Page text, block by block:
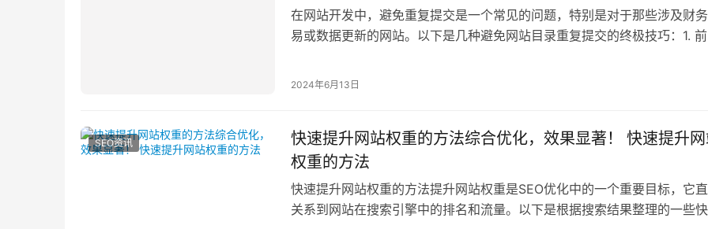
在网站开发中，避免重复提交是一个常见的问题，特别是对于那些涉及财
易或数据更新的网站。以下是几种避免网站目录重复提交的终极技巧：1. 前
2024年6月13日
SEO资讯
快速提升网站权重的方法综合优化，效果显著！ 快速提升
权重的方法
快速提升网站权重的方法提升网站权重是SEO优化中的一个重要目标，它
关系到网站在搜索引擎中的排名和流量。以下是根据搜索结果整理的一些快